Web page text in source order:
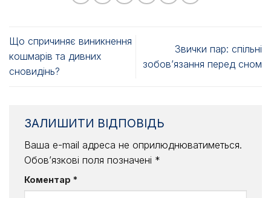
Що спричиняє виникнення
кошмарів та дивних
сновидінь?
Звички пар: спільні
зобов’язання перед сном
ЗАЛИШИТИ ВІДПОВІДЬ
Ваша e-mail адреса не оприлюднюватиметься.
Обов’язкові поля позначені *
Коментар *